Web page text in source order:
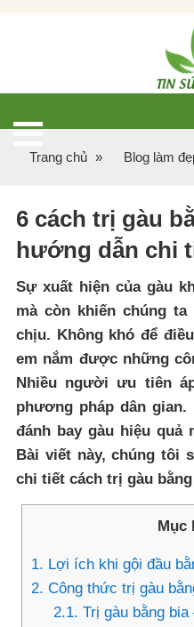
Trang chủ » Blog làm
6 cách trị gàu
hướng dẫn chi
Sự xuất hiện của gàu
mà còn khiến chúng
chịu. Không khó để
em nắm được những
Nhiều người ưu tiên
phương pháp dân
đánh bay gàu hiệu quả
Bài viết này, chúng tôi
chi tiết cách trị gàu
Mục
1. Lợi ích khi gội đầu
2. Công thức trị gàu
2.1. Trị gàu bằng